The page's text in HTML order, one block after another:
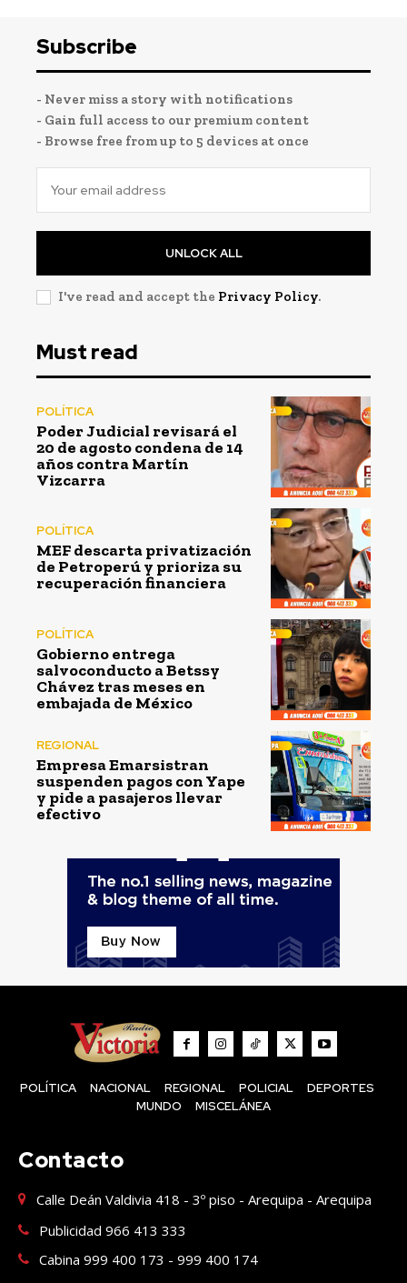
Subscribe
- Never miss a story with notifications
- Gain full access to our premium content
- Browse free from up to 5 devices at once
UNLOCK ALL
I've read and accept the Privacy Policy.
Must read
POLÍTICA
Poder Judicial revisará el
20 de agosto condena de 14
años contra Martín
Vizcarra
POLÍTICA
MEF descarta privatización
de Petroperú y prioriza su
recuperación financiera
POLÍTICA
Gobierno entrega
salvoconducto a Betssy
Chávez tras meses en
embajada de México
REGIONAL
Empresa Emarsistran
suspenden pagos con Yape
y pide a pasajeros llevar
efectivo
POLÍTICA NACIONAL REGIONAL POLICIAL
DEPORTES
MUNDO
MISCELÁNEA
Contacto
Calle Deán Valdivia 418 - 3º piso - Arequipa - Arequipa
Publicidad 966 413 333
Cabina 999 400 173 - 999 400 174